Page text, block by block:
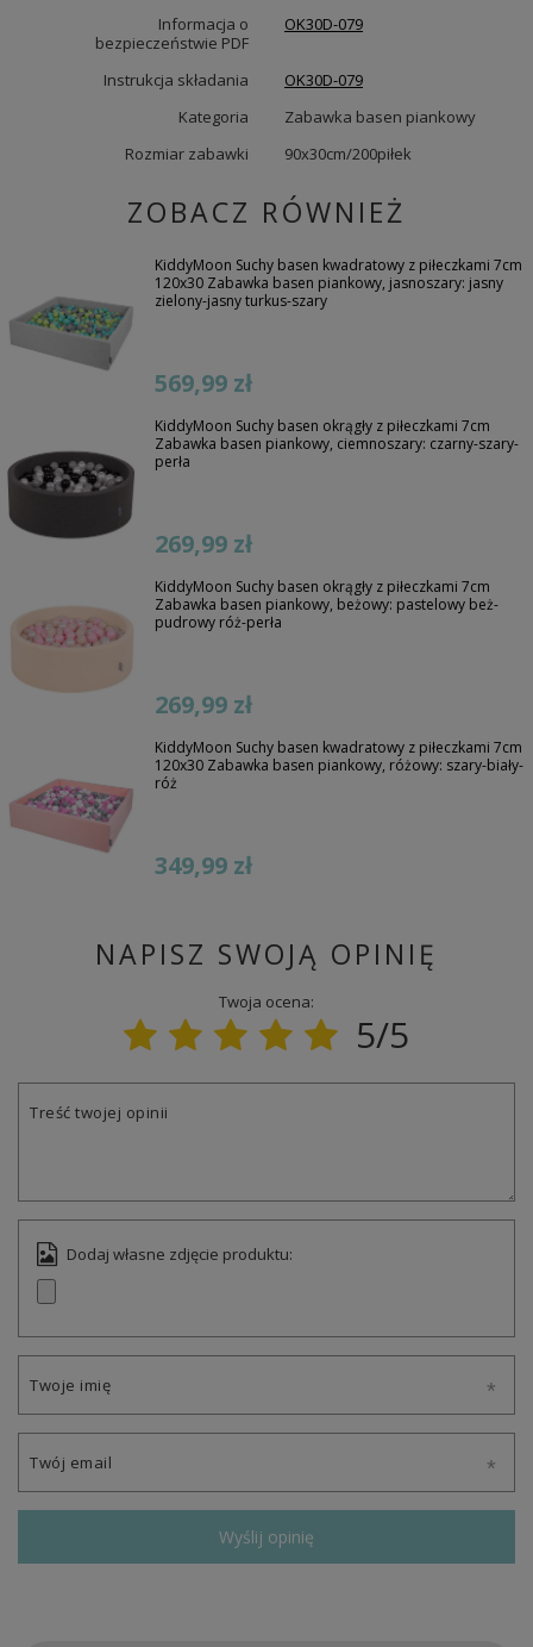
Informacja o
bezpieczeństwie PDF
OK30D-079
Instrukcja składania
OK30D-079
Kategoria
Zabawka basen piankowy
Rozmiar zabawki
90x30cm/200piłek
ZOBACZ RÓWNIEŻ
KiddyMoon Suchy basen kwadratowy z piłeczkami 7cm
120x30 Zabawka basen piankowy, jasnoszary: jasny
zielony-jasny turkus-szary
569,99 zł
KiddyMoon Suchy basen okrągły z piłeczkami 7cm
Zabawka basen piankowy, ciemnoszary: czarny-szary-
perła
269,99 zł
KiddyMoon Suchy basen okrągły z piłeczkami 7cm
Zabawka basen piankowy, beżowy: pastelowy beż-
pudrowy róż-perła
269,99 zł
KiddyMoon Suchy basen kwadratowy z piłeczkami 7cm
120x30 Zabawka basen piankowy, różowy: szary-biały-
róż
349,99 zł
NAPISZ SWOJĄ OPINIĘ
Twoja ocena:
5/5
Treść twojej opinii
Dodaj własne zdjęcie produktu:
Twoje imię
Twój email
Wyślij opinię